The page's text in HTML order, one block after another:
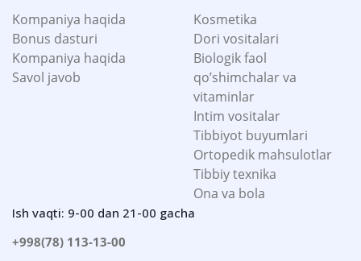
Kompaniya haqida
Bonus dasturi
Kompaniya haqida
Savol javob
Kosmetika
Dori vositalari
Biologik faol
qo’shimchalar va
vitaminlar
Intim vositalar
Tibbiyot buyumlari
Ortopedik mahsulotlar
Tibbiy texnika
Ona va bola
Ish vaqti: 9-00 dan 21-00 gacha
+998(78) 113-13-00